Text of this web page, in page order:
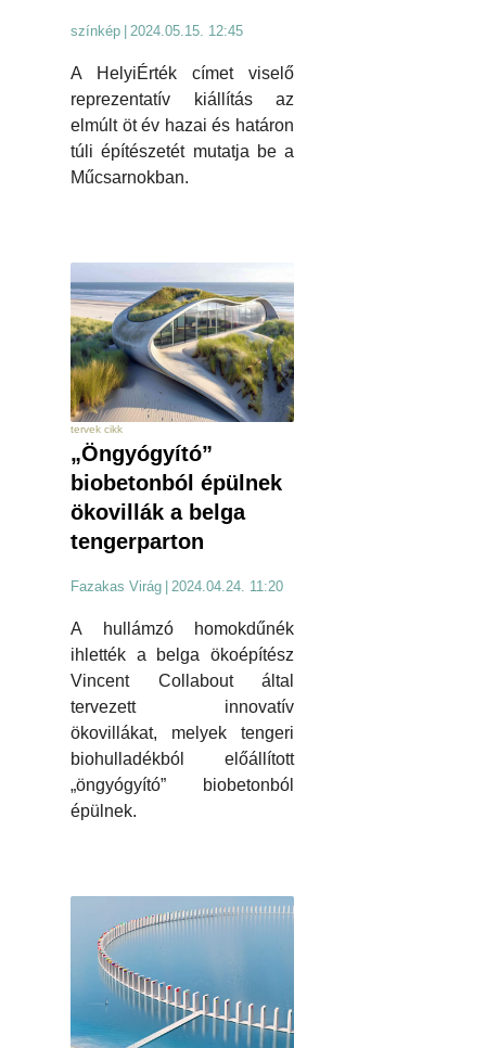
színkép 2024.05.15. 12:45
A HelyiÉrték címet viselő
reprezentatív kiállítás az
elmúlt öt év hazai és határon
túli építészetét mutatja be a
Műcsarnokban.
tervek cikk
„Öngyógyító”
biobetonból épülnek
ökovillák a belga
tengerparton
Fazakas Virág 2024.04.24. 11:20
A hullámzó homokdűnék
ihlették a belga ökoépítész
Vincent Collabout által
tervezett innovatív
ökovillákat, melyek tengeri
biohulladékból előállított
„öngyógyító” biobetonból
épülnek.